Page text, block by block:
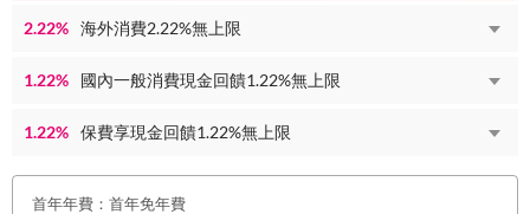
2.22% 海外消費2.22%無上限
1.22% 國內一般消費現金回饋1.22%無上限
1.22% 保費享現金回饋1.22%無上限
首年年費：首年免年費